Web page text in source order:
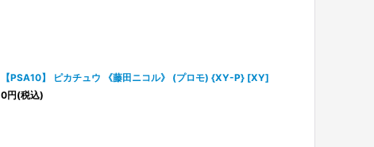
【PSA10】 ピカチュウ 《藤田ニコル》 (プロモ) {XY-P} [XY]
0円(税込)